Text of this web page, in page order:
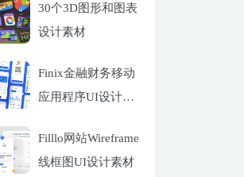
30个3D图形和图表
设计素材
Finix金融财务移动
应用程序UI设计套
Filllo网站Wireframe
线框图UI设计素材